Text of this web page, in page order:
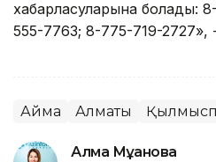
хабарласуларына болады:
555-7763; 8-775-719-2727»,
Аймақ Алматы
Алма Мұқанова